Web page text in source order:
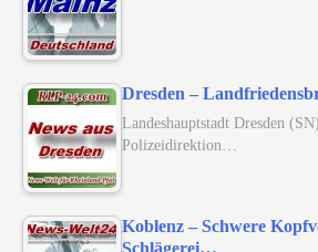
Dresden –
Landeshauptstadt Dresden
Polizeidirektion…
Koblenz – Schwere
Schlägerei…